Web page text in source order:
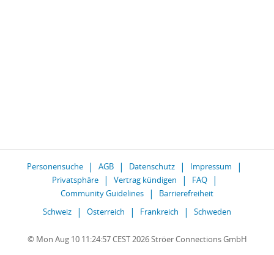
Personensuche AGB Datenschutz
Impressum
Privatsphäre
Vertrag kündigen
FAQ
Community Guidelines
Barrierefreiheit
Schweiz
Österreich Frankreich Schweden
© Mon Aug 10 11:24:57 CEST 2026 Ströer Connections GmbH